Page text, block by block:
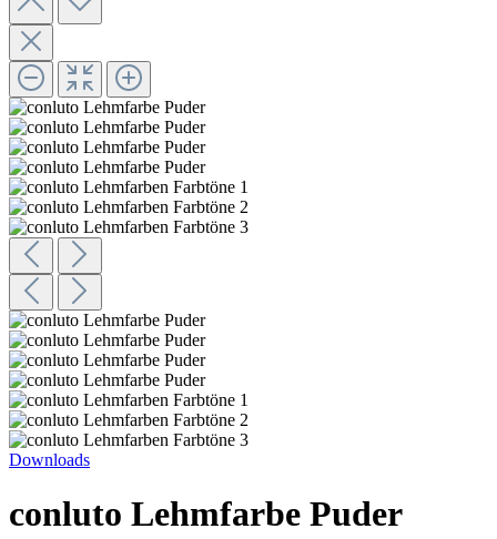
Downloads
conluto Lehmfarbe Puder